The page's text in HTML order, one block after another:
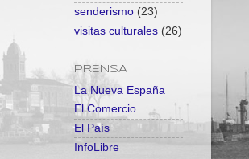
senderismo (23)
visitas culturales (26)
PRENSA
La Nueva España
El Comercio
El País
InfoLibre